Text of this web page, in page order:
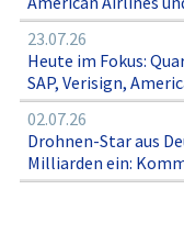
23.07.26
Heute im Fokus:
SAP, Verisign,
02.07.26
Drohnen-Star aus
Milliarden ein: